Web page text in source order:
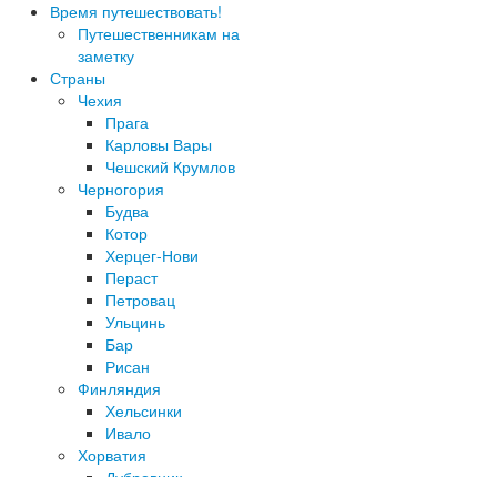
Время путешествовать!
Путешественникам на
заметку
Страны
Чехия
Прага
Карловы Вары
Чешский Крумлов
Черногория
Будва
Котор
Херцег-Нови
Пераст
Петровац
Ульцинь
Бар
Рисан
Финляндия
Хельсинки
Ивало
Хорватия